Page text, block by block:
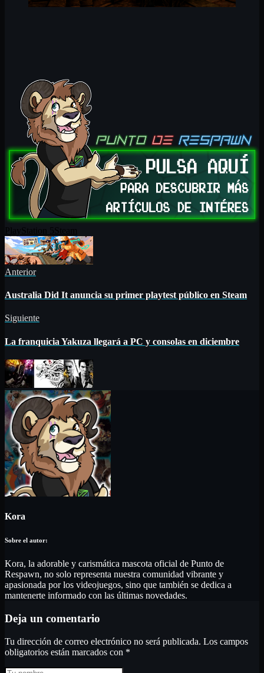
Anterior
Australia Did It anuncia su primer playtest público en Steam
Siguiente
La franquicia Yakuza llegará a PC y consolas en diciembre
Kora
Kora, la adorable y carismática mascota oficial de Punto de
Respawn, no solo representa nuestra comunidad vibrante y
apasionada por los videojuegos, sino que también se dedica a
mantenerte informado con las últimas novedades.
Deja un comentario
Tu dirección de correo electrónico no será publicada. Los campos
obligatorios están marcados con *